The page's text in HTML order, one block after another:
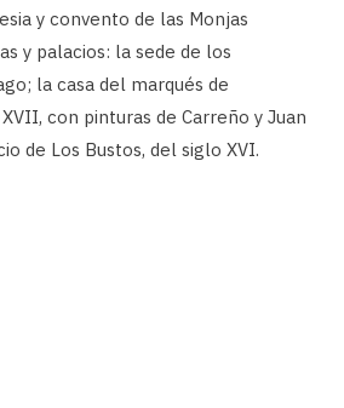
y convento de las Monjas
y palacios: la sede de los
la casa del marqués de
con pinturas de Carreño y Juan
de Los Bustos, del siglo XVI.